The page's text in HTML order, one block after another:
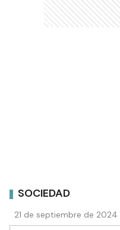
SOCIEDAD
21 de septiembre de